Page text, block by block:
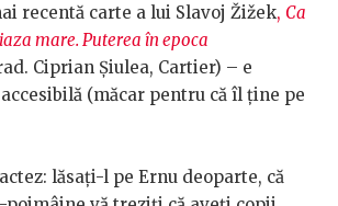
recentă carte a lui Slavoj Žižek, Ca
mare. Puterea în epoca
Ciprian Șiulea, Cartier) – e
(măcar pentru că îl ține pe
lăsați-l pe Ernu deoparte, că